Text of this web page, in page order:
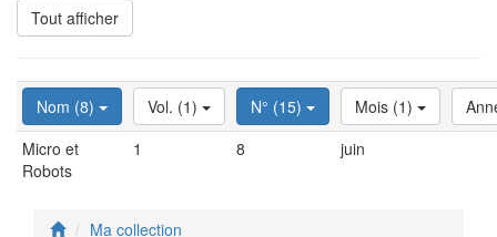
Tout afficher
Nom (8) Vol. (1) N° (15) Mois (1)
Micro et
Robots
1 8 juin
Ma collection